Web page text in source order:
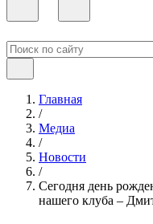
Главная
/
Медиа
/
Новости
/
Сегодня день
нашего клуба –